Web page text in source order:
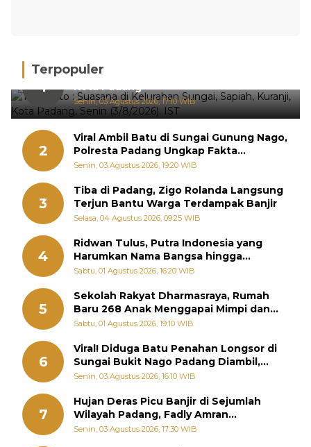
Terpopuler
1
Hujan Deras, 15 Titik Banjir Terdeteksi di
Kota Padang
Senin, 03 Agustus 2026, 17:10 WIB
2
Viral Ambil Batu di Sungai Gunung Nago,
Polresta Padang Ungkap Fakta
Sebenarnya
Senin, 03 Agustus 2026, 19:20 WIB
3
Tiba di Padang, Zigo Rolanda Langsung
Terjun Bantu Warga Terdampak Banjir
Selasa, 04 Agustus 2026, 09:25 WIB
4
Ridwan Tulus, Putra Indonesia yang
Harumkan Nama Bangsa hingga
Diabadikan dalam Buku Jepang
Sabtu, 01 Agustus 2026, 16:20 WIB
5
Sekolah Rakyat Dharmasraya, Rumah
Baru 268 Anak Menggapai Mimpi dan
Memutus Rantai Kemiskinan
Sabtu, 01 Agustus 2026, 19:10 WIB
6
Viral! Diduga Batu Penahan Longsor di
Sungai Bukit Nago Padang Diambil,
Warga Khawatir Bencana Terulang
Senin, 03 Agustus 2026, 16:10 WIB
7
Hujan Deras Picu Banjir di Sejumlah
Wilayah Padang, Fadly Amran
Perintahkan OPD Siaga
Senin, 03 Agustus 2026, 17:30 WIB